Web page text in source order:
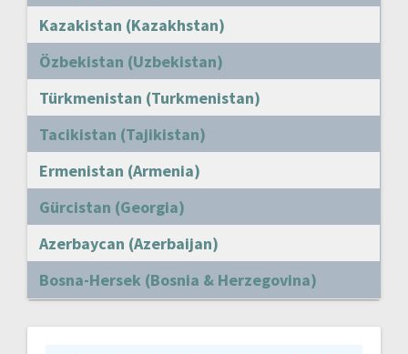
Kazakistan (Kazakhstan)
Özbekistan (Uzbekistan)
Türkmenistan (Turkmenistan)
Tacikistan (Tajikistan)
Ermenistan (Armenia)
Gürcistan (Georgia)
Azerbaycan (Azerbaijan)
Bosna-Hersek (Bosnia & Herzegovina)